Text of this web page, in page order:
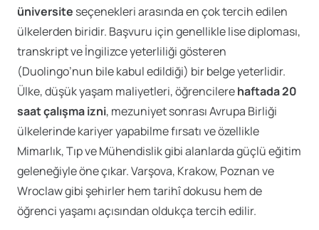
üniversite seçenekleri arasında en çok tercih edilen
ülkelerden biridir. Başvuru için genellikle lise diploması,
transkript ve İngilizce yeterliliği gösteren
(Duolingo’nun bile kabul edildiği) bir belge yeterlidir.
Ülke, düşük yaşam maliyetleri, öğrencilerehaftada 20
saat çalışma izni, mezuniyet sonrası Avrupa Birliği
ülkelerinde kariyer yapabilme fırsatı ve özellikle
Mimarlık, Tıp ve Mühendislik gibi alanlarda güçlü eğitim
geleneğiyle öne çıkar. Varşova, Krakow, Poznan ve
Wroclaw gibi şehirler hem tarihî dokusu hem de
öğrenci yaşamı açısından oldukça tercih edilir.